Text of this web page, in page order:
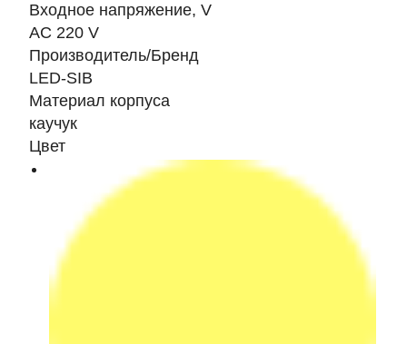
Входное напряжение, V
AC 220 V
Производитель/Бренд
LED-SIB
Материал корпуса
каучук
Цвет